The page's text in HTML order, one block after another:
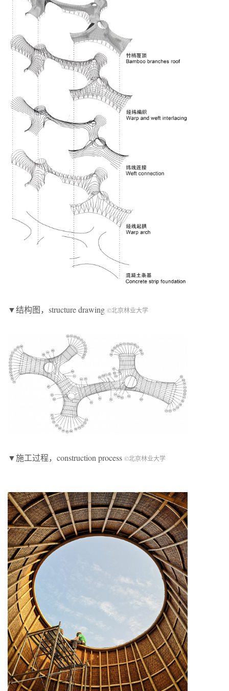
▼结构图，structure drawing ©北京林业大学
▼施工过程，construction process ©北京林业大学